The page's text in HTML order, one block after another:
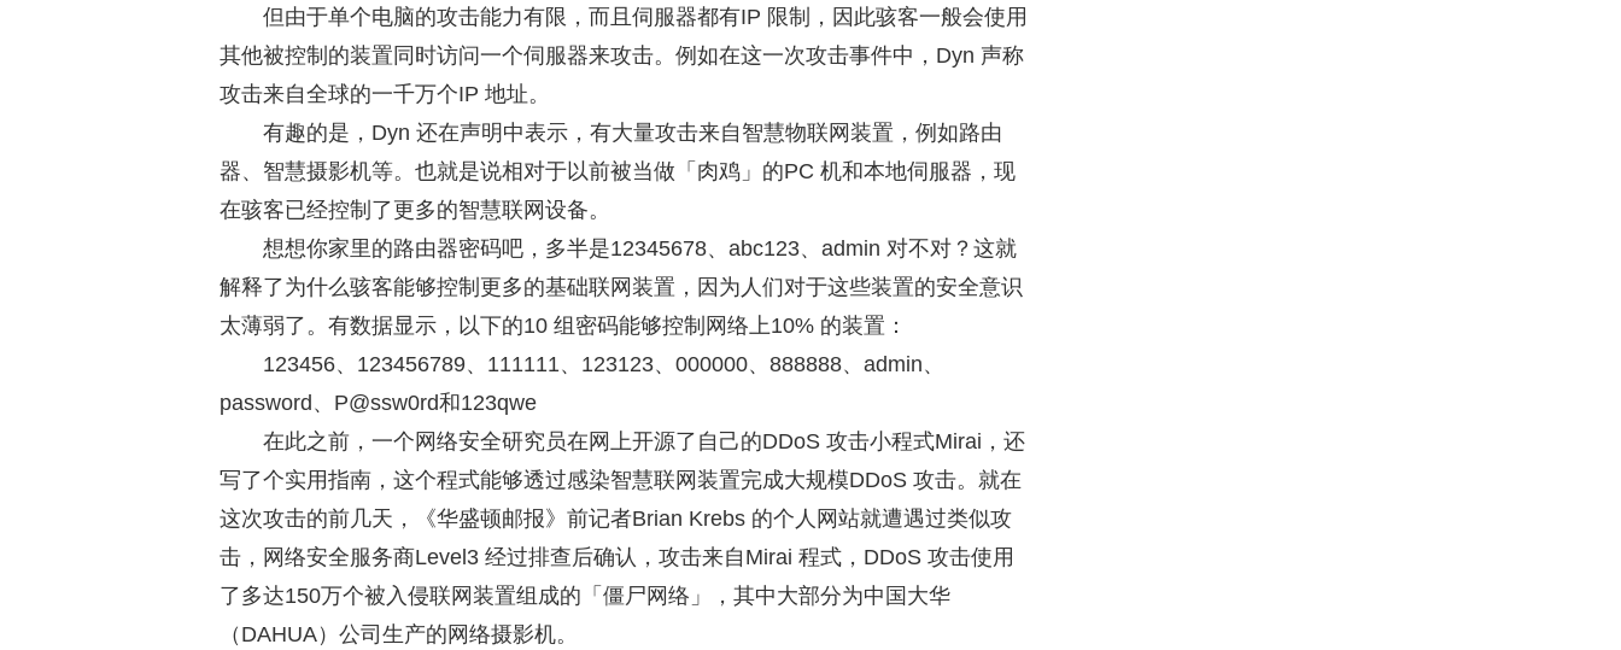
但由于单个电脑的攻击能力有限，而且伺服器都有IP 限制，因此骇客一般会使用
其他被控制的装置同时访问一个伺服器来攻击。例如在这一次攻击事件中，Dyn 声称
攻击来自全球的一千万个IP 地址。
有趣的是，Dyn 还在声明中表示，有大量攻击来自智慧物联网装置，例如路由
器、智慧摄影机等。也就是说相对于以前被当做「肉鸡」的PC 机和本地伺服器，现
在骇客已经控制了更多的智慧联网设备。
想想你家里的路由器密码吧，多半是12345678、abc123、admin 对不对？这就
解释了为什么骇客能够控制更多的基础联网装置，因为人们对于这些装置的安全意识
太薄弱了。有数据显示，以下的10 组密码能够控制网络上10% 的装置：
123456、123456789、111111、123123、000000、888888、admin、
password、P@ssw0rd和123qwe
在此之前，一个网络安全研究员在网上开源了自己的DDoS 攻击小程式Mirai，还
写了个实用指南，这个程式能够透过感染智慧联网装置完成大规模DDoS 攻击。就在
这次攻击的前几天，《华盛顿邮报》前记者Brian Krebs 的个人网站就遭遇过类似攻
击，网络安全服务商Level3 经过排查后确认，攻击来自Mirai 程式，DDoS 攻击使用
了多达150万个被入侵联网装置组成的「僵尸网络」，其中大部分为中国大华
（DAHUA）公司生产的网络摄影机。